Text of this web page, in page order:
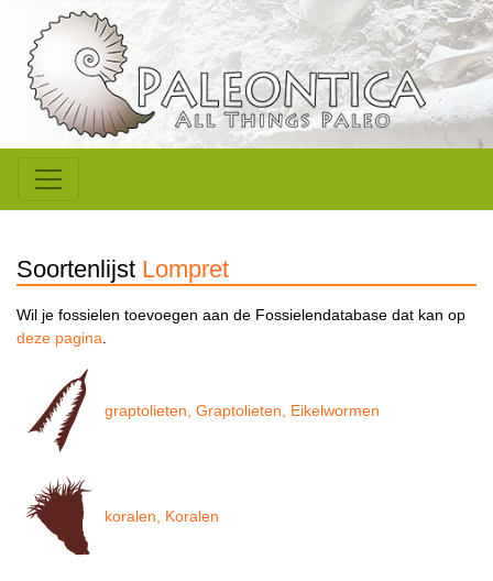
Soortenlijst Lompret
Wil je fossielen toevoegen aan de Fossielendatabase dat kan op
deze pagina.
graptolieten, Graptolieten, Eikelwormen
koralen, Koralen